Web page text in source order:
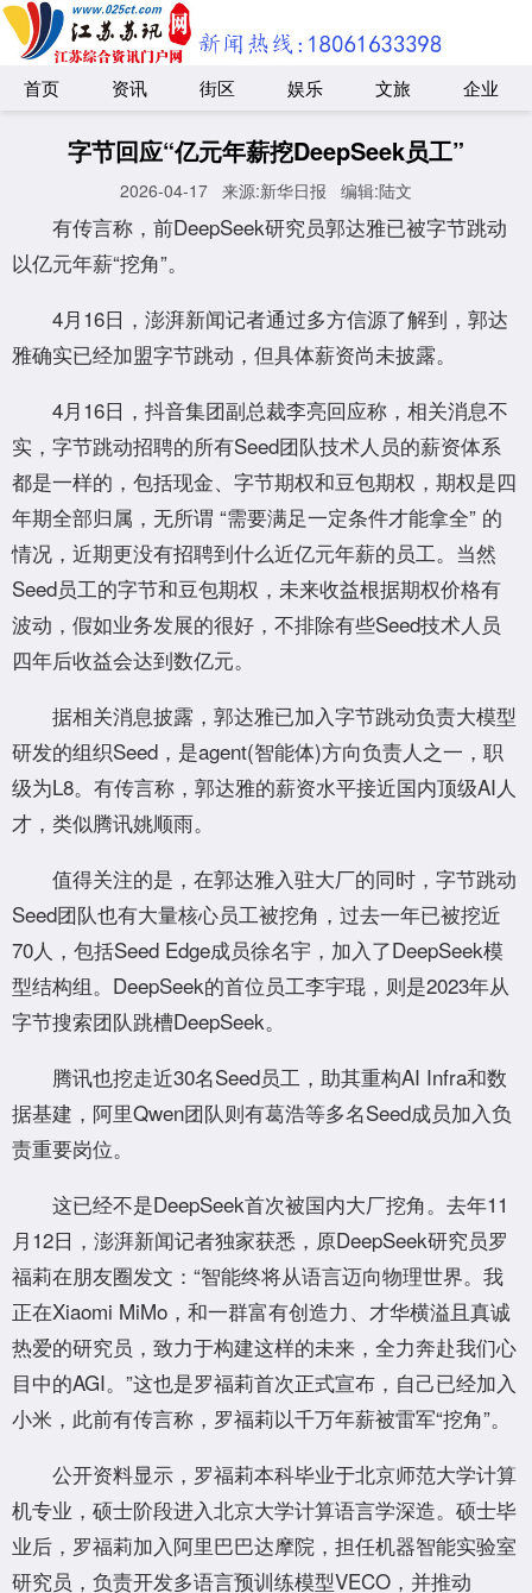
首页 资讯 街区 娱乐 文旅 企业
字节回应“亿元年薪挖DeepSeek员工”
2026-04-17 来源:新华日报 编辑:陆文
有传言称，前DeepSeek研究员郭达雅已被字节跳动
以亿元年薪“挖角”。
4月16日，澎湃新闻记者通过多方信源了解到，郭达
雅确实已经加盟字节跳动，但具体薪资尚未披露。
4月16日，抖音集团副总裁李亮回应称，相关消息不
实，字节跳动招聘的所有Seed团队技术人员的薪资体系
都是一样的，包括现金、字节期权和豆包期权，期权是四
年期全部归属，无所谓 “需要满足一定条件才能拿全” 的
情况，近期更没有招聘到什么近亿元年薪的员工。当然
Seed员工的字节和豆包期权，未来收益根据期权价格有
波动，假如业务发展的很好，不排除有些Seed技术人员
四年后收益会达到数亿元。
据相关消息披露，郭达雅已加入字节跳动负责大模型
研发的组织Seed，是agent(智能体)方向负责人之一，职
级为L8。有传言称，郭达雅的薪资水平接近国内顶级AI人
才，类似腾讯姚顺雨。
值得关注的是，在郭达雅入驻大厂的同时，字节跳动
Seed团队也有大量核心员工被挖角，过去一年已被挖近
70人，包括Seed Edge成员徐名宇，加入了DeepSeek模
型结构组。DeepSeek的首位员工李宇琨，则是2023年从
字节搜索团队跳槽DeepSeek。
腾讯也挖走近30名Seed员工，助其重构AI Infra和数
据基建，阿里Qwen团队则有葛浩等多名Seed成员加入负
责重要岗位。
这已经不是DeepSeek首次被国内大厂挖角。去年11
月12日，澎湃新闻记者独家获悉，原DeepSeek研究员罗
福莉在朋友圈发文：“智能终将从语言迈向物理世界。我
正在Xiaomi MiMo，和一群富有创造力、才华横溢且真诚
热爱的研究员，致力于构建这样的未来，全力奔赴我们心
目中的AGI。”这也是罗福莉首次正式宣布，自己已经加入
小米，此前有传言称，罗福莉以千万年薪被雷军“挖角”。
公开资料显示，罗福莉本科毕业于北京师范大学计算
机专业，硕士阶段进入北京大学计算语言学深造。硕士毕
业后，罗福莉加入阿里巴巴达摩院，担任机器智能实验室
研究员，负责开发多语言预训练模型VECO，并推动